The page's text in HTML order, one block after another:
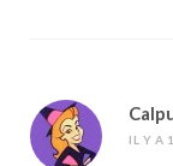
IL Y A